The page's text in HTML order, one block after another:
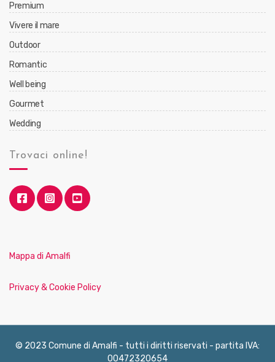
Premium
Vivere il mare
Outdoor
Romantic
Well being
Gourmet
Wedding
Trovaci online!
Mappa di Amalfi
Privacy & Cookie Policy
© 2023 Comune di Amalfi - tutti i diritti riservati - partita IVA:
00472320654